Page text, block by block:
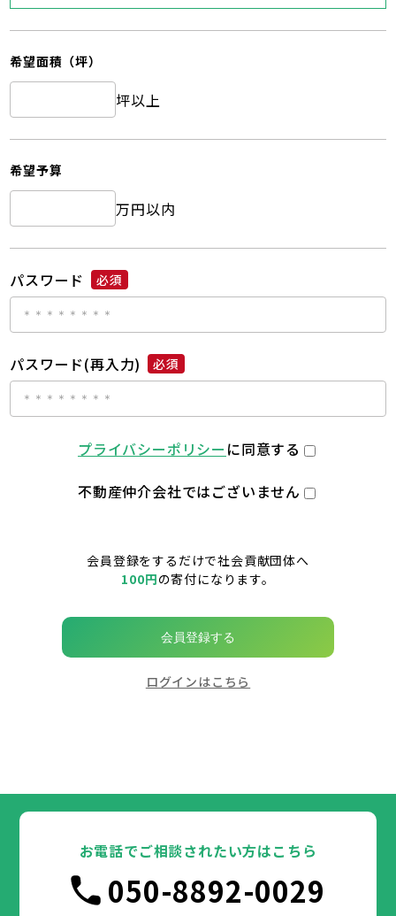
希望面積（坪）
坪以上
希望予算
万円以内
パスワード 必須
パスワード(再入力) 必須
プライバシーポリシー に同意する
不動産仲介会社ではございません
会員登録をするだけで社会貢献団体へ
100円の寄付になります。
会員登録する
ログインはこちら
お電話でご相談されたい方はこちら
050-8892-0029